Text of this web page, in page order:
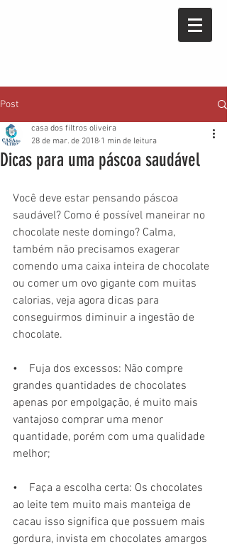
Post
Dicas para uma páscoa saudável
casa dos filtros oliveira
28 de mar. de 2018 1 min de leitura
Você deve estar pensando páscoa
saudável? Como é possível maneirar no
chocolate neste domingo? Calma,
também não precisamos exagerar
comendo uma caixa inteira de chocolate
ou comer um ovo gigante com muitas
calorias, veja agora dicas para
conseguirmos diminuir a ingestão de
chocolate.
•    Fuja dos excessos: Não compre
grandes quantidades de chocolates
apenas por empolgação, é muito mais
vantajoso comprar uma menor
quantidade, porém com uma qualidade
melhor;
•    Faça a escolha certa: Os chocolates
ao leite tem muito mais manteiga de
cacau isso significa que possuem mais
gordura, invista em chocolates amargos